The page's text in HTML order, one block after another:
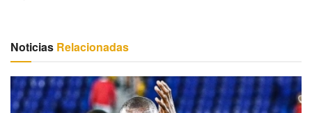
Noticias Relacionadas